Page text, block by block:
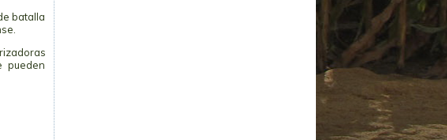
batalla
pueden